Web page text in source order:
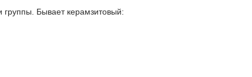
группы. Бывает керамзитовый: